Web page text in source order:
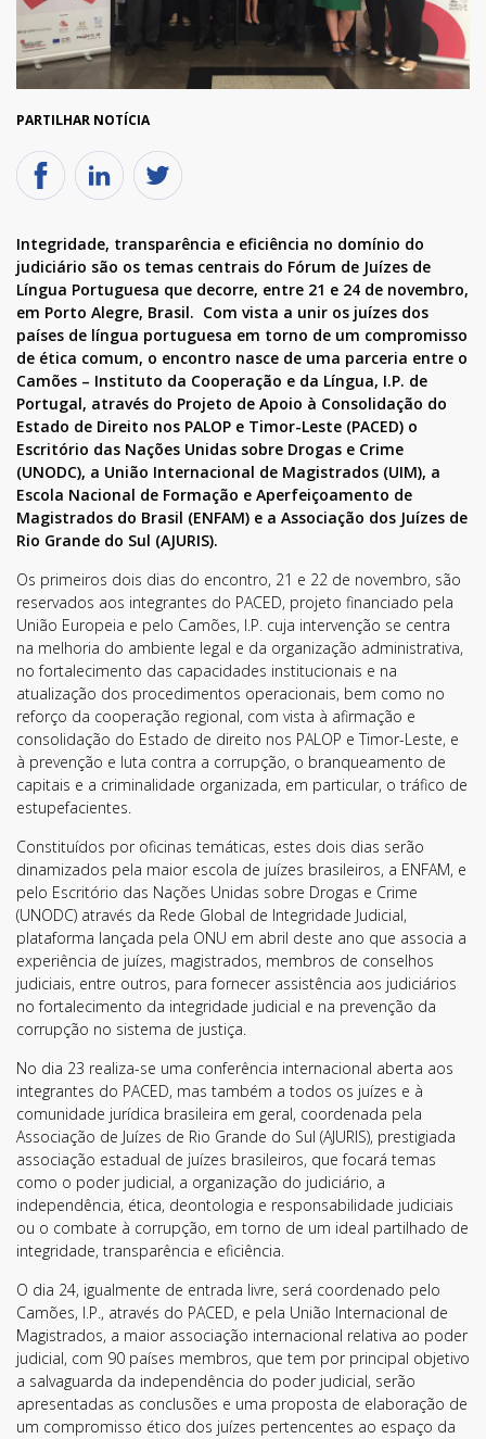
PARTILHAR NOTÍCIA
Integridade, transparência e eficiência no domínio do
judiciário são os temas centrais do Fórum de Juízes de
Língua Portuguesa que decorre, entre 21 e 24 de novembro,
em Porto Alegre, Brasil. Com vista a unir os juízes dos
países de língua portuguesa em torno de um compromisso
de ética comum, o encontro nasce de uma parceria entre o
Camões – Instituto da Cooperação e da Língua, I.P. de
Portugal, através do Projeto de Apoio à Consolidação do
Estado de Direito nos PALOP e Timor-Leste (PACED) o
Escritório das Nações Unidas sobre Drogas e Crime
(UNODC), a União Internacional de Magistrados (UIM), a
Escola Nacional de Formação e Aperfeiçoamento de
Magistrados do Brasil (ENFAM) e a Associação dos Juízes de
Rio Grande do Sul (AJURIS).
Os primeiros dois dias do encontro, 21 e 22 de novembro, são
reservados aos integrantes do PACED, projeto financiado pela
União Europeia e pelo Camões, I.P. cuja intervenção se centra
na melhoria do ambiente legal e da organização administrativa,
no fortalecimento das capacidades institucionais e na
atualização dos procedimentos operacionais, bem como no
reforço da cooperação regional, com vista à afirmação e
consolidação do Estado de direito nos PALOP e Timor-Leste, e
à prevenção e luta contra a corrupção, o branqueamento de
capitais e a criminalidade organizada, em particular, o tráfico de
estupefacientes.
Constituídos por oficinas temáticas, estes dois dias serão
dinamizados pela maior escola de juízes brasileiros, a ENFAM, e
pelo Escritório das Nações Unidas sobre Drogas e Crime
(UNODC) através da Rede Global de Integridade Judicial,
plataforma lançada pela ONU em abril deste ano que associa a
experiência de juízes, magistrados, membros de conselhos
judiciais, entre outros, para fornecer assistência aos judiciários
no fortalecimento da integridade judicial e na prevenção da
corrupção no sistema de justiça.
No dia 23 realiza-se uma conferência internacional aberta aos
integrantes do PACED, mas também a todos os juízes e à
comunidade jurídica brasileira em geral, coordenada pela
Associação de Juízes de Rio Grande do Sul (AJURIS), prestigiada
associação estadual de juízes brasileiros, que focará temas
como o poder judicial, a organização do judiciário, a
independência, ética, deontologia e responsabilidade judiciais
ou o combate à corrupção, em torno de um ideal partilhado de
integridade, transparência e eficiência.
O dia 24, igualmente de entrada livre, será coordenado pelo
Camões, I.P., através do PACED, e pela União Internacional de
Magistrados, a maior associação internacional relativa ao poder
judicial, com 90 países membros, que tem por principal objetivo
a salvaguarda da independência do poder judicial, serão
apresentadas as conclusões e uma proposta de elaboração de
um compromisso ético dos juízes pertencentes ao espaço da